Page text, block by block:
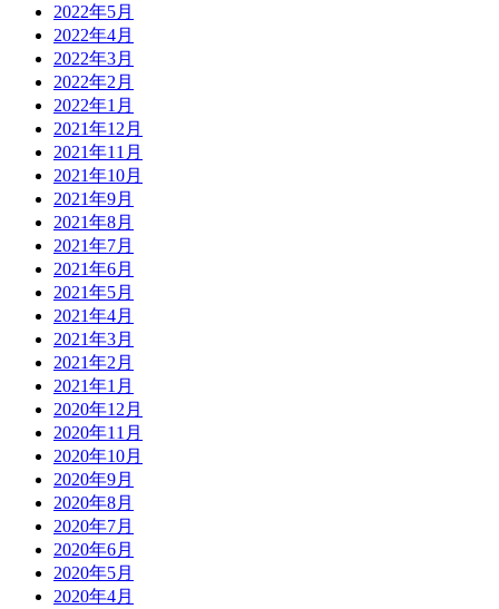
2022年5月
2022年4月
2022年3月
2022年2月
2022年1月
2021年12月
2021年11月
2021年10月
2021年9月
2021年8月
2021年7月
2021年6月
2021年5月
2021年4月
2021年3月
2021年2月
2021年1月
2020年12月
2020年11月
2020年10月
2020年9月
2020年8月
2020年7月
2020年6月
2020年5月
2020年4月